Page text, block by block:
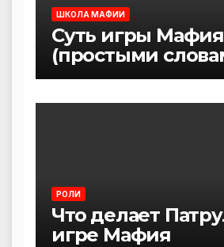
ШКОЛА МАФИИ
Суть игры Мафия
(простыми
РОЛИ
Что делает
игре Мафия